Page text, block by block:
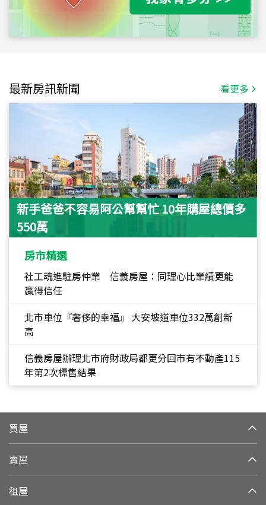
最新房訊新聞 看更多
新手爸爸不容易阿公幫幫忙 10年購屋總價多
550萬
房市精選
社工魂進駐房仲業 信義房屋：同理心比業績更能
贏得信任
北市車位『奢侈的幸福』 大安坡道車位332萬創新
高
信義房屋辦理北市府財政局都更分回市有不動產115
年第2次標售結果
買屋
賣屋
租屋